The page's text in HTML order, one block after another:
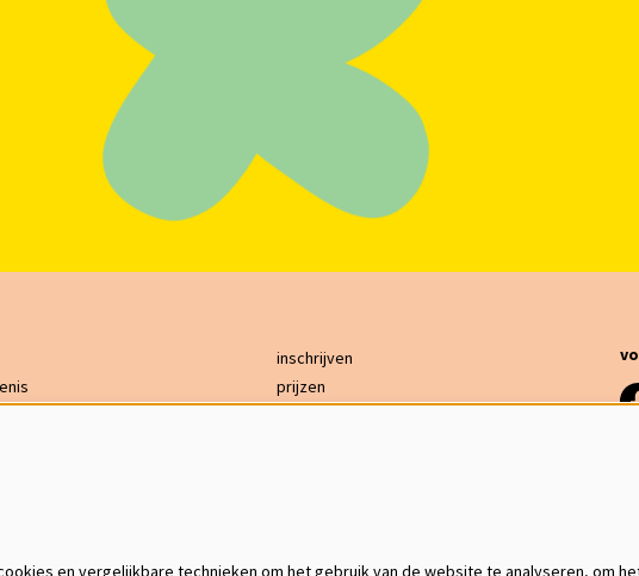
inschrijven
prijzen
en vergelijkbare technieken om het gebruik van de website te analyseren, om